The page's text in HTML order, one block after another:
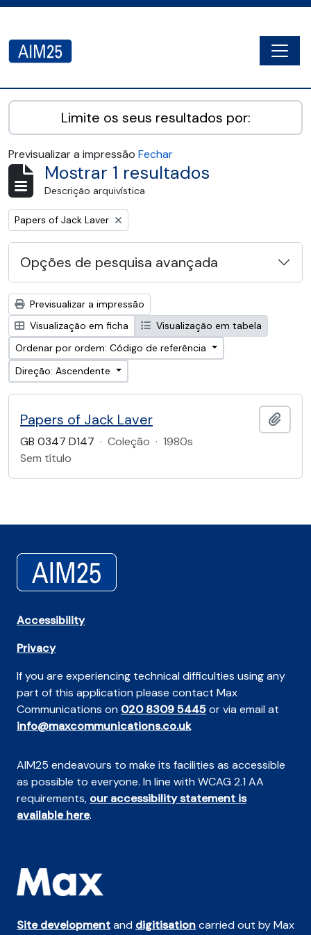
AIM25 - AtoM 2.8.2
Limite os seus resultados por:
Previsualizar a impressão Fechar
Mostrar 1 resultados
Descrição arquivística
Remove filter:
Papers of Jack Laver
Opções de pesquisa avançada
Previsualizar a impressão
Visualização em ficha
Visualização em tabela
Ordenar por ordem: Código de referência
Direção: Ascendente
Papers of Jack Laver
GB 0347 D147 · Coleção · 1980s
Sem título
Accessibility
Privacy
If you are experiencing technical difficulties using any
part of this application please contact Max
Communications on 020 8309 5445or via email at
info@maxcommunications.co.uk
AIM25 endeavours to make its facilities as accessible
as possible to everyone. In line with WCAG 2.1 AA
requirements, our accessibility statement is
available here.
Site developmentand digitisationcarried out by Max